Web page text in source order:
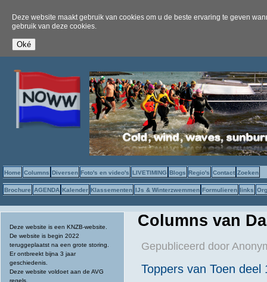
Deze website maakt gebruik van cookies om u de beste ervaring te geven
gebruik van deze cookies.
Home Columns Diversen Foto's en video's LIVETIMING Blogs Regio's Contact Zoeken
Brochure AGENDA Kalender Klassementen IJs & Winterzwemmen Formulieren links
Deze website is een KNZB-website.
De website is begin 2022
teruggeplaatst na een grote storing.
Er ontbreekt bijna 3 jaar
geschiedenis.
Deze website voldoet aan de AVG
regels.
Columns van
Gepubliceerd door
Toppers van Toen deel